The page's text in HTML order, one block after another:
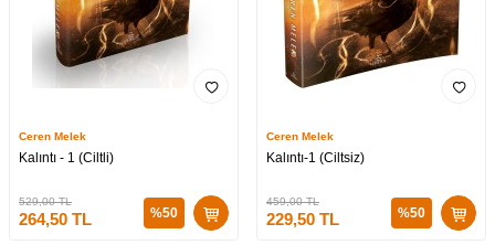
Ceren Melek
Kalıntı - 1 (Ciltli)
529,00TL
264,50 TL %50
Ceren Melek
Kalıntı-1 (Ciltsiz)
459,00TL
229,50 TL %50